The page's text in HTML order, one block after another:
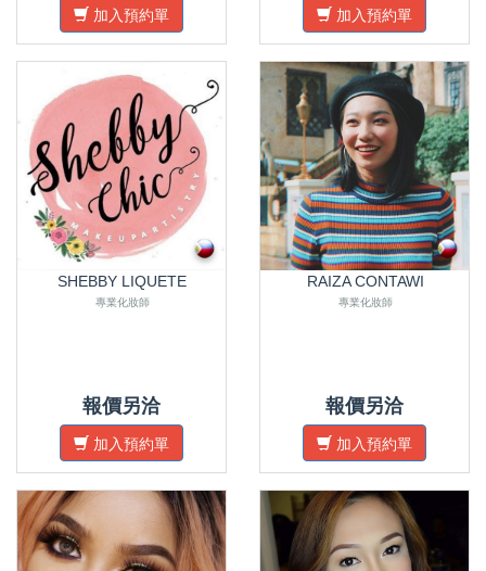
加入預約單 加入預約單
SHEBBY LIQUETE
專業化妝師
報價另洽
加入預約單
RAIZA CONTAWI
專業化妝師
報價另洽
加入預約單